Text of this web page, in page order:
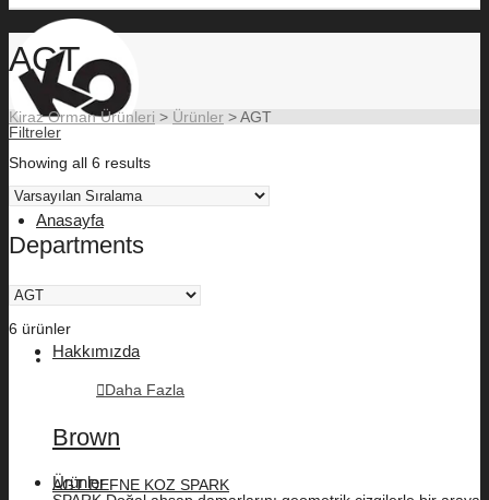
Anasayfa
Hakkımızda
Ürünler
AGT
Kiraz Orman Ürünleri > Ürünler >AGT
Filtreler
Showing all 6 results
Departments
6 ürünler
Daha Fazla
Brown
AGT DEFNE KOZ SPARK